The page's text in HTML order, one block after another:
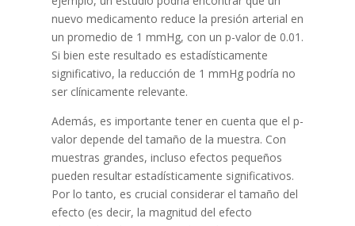
nuevo medicamento reduce la presión arterial en
un promedio de 1 mmHg, con un p-valor de 0.01.
Si bien este resultado es estadísticamente
significativo, la reducción de 1 mmHg podría no
ser clínicamente relevante.
Además, es importante tener en cuenta que el p-
valor depende del tamaño de la muestra. Con
muestras grandes, incluso efectos pequeños
pueden resultar estadísticamente significativos.
Por lo tanto, es crucial considerar el tamaño del
efecto (es decir, la magnitud del efecto